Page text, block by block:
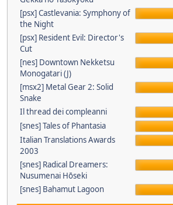
[psx] Castlevania: Symphony of
the Night
[psx] Resident Evil: Director's
Cut
[nes] Downtown Nekketsu
Monogatari (J)
[msx2] Metal Gear 2: Solid
Snake
Il thread dei compleanni
[snes] Tales of Phantasia
Italian Translations Awards
2003
[snes] Radical Dreamers:
Nusumenai Hōseki
[snes] Bahamut Lagoon